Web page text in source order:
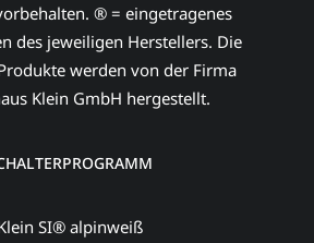
® = eingetragenes
des jeweiligen Herstellers. Die
werden von der Firma
Klein GmbH hergestellt.
SI® alpinweiß